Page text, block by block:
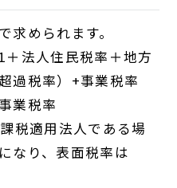
求められます。
法人住民税率＋地方
過税率）+事業税率
業税率
税適用法人である場
なり、表面税率は